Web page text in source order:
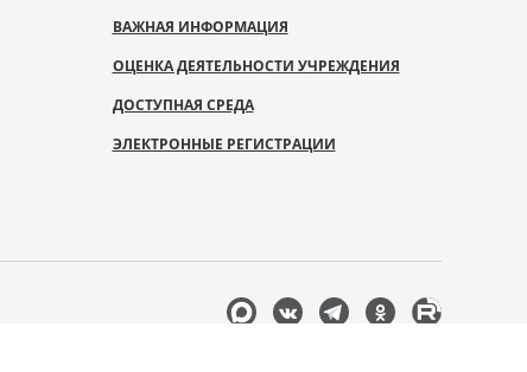
ВАЖНАЯ ИНФОРМАЦИЯ
ОЦЕНКА ДЕЯТЕЛЬНОСТИ УЧРЕЖДЕНИЯ
ДОСТУПНАЯ СРЕДА
ЭЛЕКТРОННЫЕ РЕГИСТРАЦИИ